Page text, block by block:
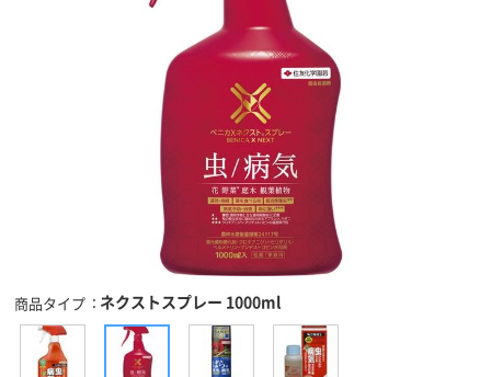
商品タイプ ネクストスプレー 1000ml